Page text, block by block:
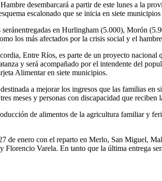
desembarcará a partir de este lunes a la
escalonado que se inicia en siete
seránentregadas en Hurlingham (5.000), Morón
los más afectados por la crisis social y el
Entre Ríos, es parte de un proyecto
y será acompañado por el intendente del
Alimentar en siete municipios.
a mejorar los ingresos que las familias
meses y personas con discapacidad que
de alimentos de la agricultura familiar y
de enero con el reparto en Merlo, San Miguel,
Florencio Varela. En tanto que la última entrega